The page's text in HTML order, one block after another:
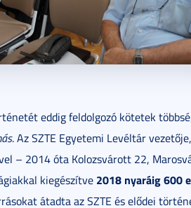
eddig feldolgozó kötetek
. Az SZTE Egyetemi Levéltár
– 2014 óta Kolozsvárott 22,
kiegészítve 2018 nyaráig 600
átadta az SZTE és elődei